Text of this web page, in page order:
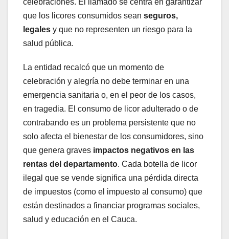
que los licores consumidos sean seguros,
legales y que no representen un riesgo para la
salud pública.
La entidad recalcó que un momento de
celebración y alegría no debe terminar en una
emergencia sanitaria o, en el peor de los casos,
en tragedia. El consumo de licor adulterado o de
contrabando es un problema persistente que no
solo afecta el bienestar de los consumidores, sino
que genera graves impactos negativos en las
rentas del departamento. Cada botella de licor
ilegal que se vende significa una pérdida directa
de impuestos (como el impuesto al consumo) que
están destinados a financiar programas sociales,
salud y educación en el Cauca.